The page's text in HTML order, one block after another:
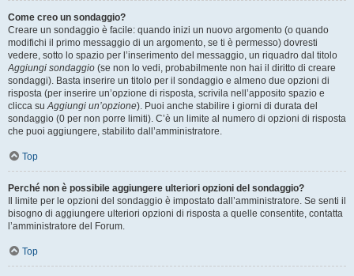
Come creo un sondaggio?
Creare un sondaggio è facile: quando inizi un nuovo argomento (o quando
modifichi il primo messaggio di un argomento, se ti è permesso) dovresti
vedere, sotto lo spazio per l’inserimento del messaggio, un riquadro dal titolo
Aggiungi sondaggio (se non lo vedi, probabilmente non hai il diritto di creare
sondaggi). Basta inserire un titolo per il sondaggio e almeno due opzioni di
risposta (per inserire un’opzione di risposta, scrivila nell’apposito spazio e
clicca su Aggiungi un’opzione). Puoi anche stabilire i giorni di durata del
sondaggio (0 per non porre limiti). C’è un limite al numero di opzioni di risposta
che puoi aggiungere, stabilito dall’amministratore.
Top
Perché non è possibile aggiungere ulteriori opzioni del sondaggio?
Il limite per le opzioni del sondaggio è impostato dall’amministratore. Se senti il
bisogno di aggiungere ulteriori opzioni di risposta a quelle consentite, contatta
l’amministratore del Forum.
Top